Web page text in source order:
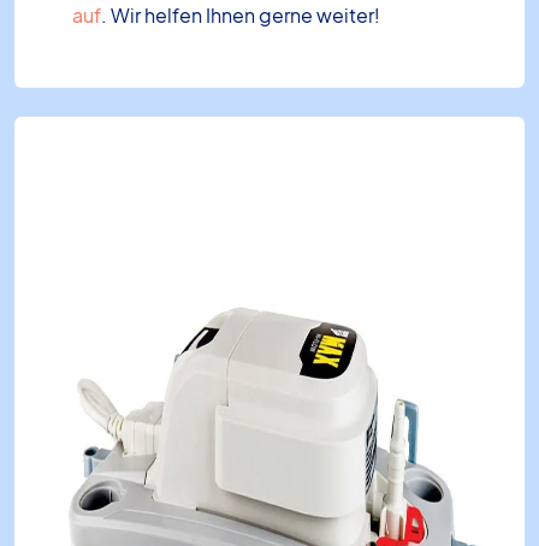
auf. Wir helfen Ihnen gerne weiter!